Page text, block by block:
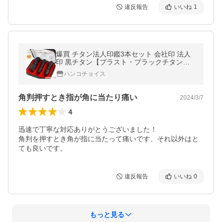
違反報告 いいね 1
爆買 チタン法人印鑑3本セット 会社印 法人
印 黒チタン【ブラスト・ブラックチタン実
印[天丸]18mm+銀行印[天丸] 16.5mm+角印
ハンコチョイス
角判押すとき指が角に当たり痛い 2024/3/7
4
迅速で丁寧な対応ありがとうございました！
角判を押すとき角が指に当たって痛いです、それ以外はと
ても良いです。
違反報告 いいね 0
もっと見る